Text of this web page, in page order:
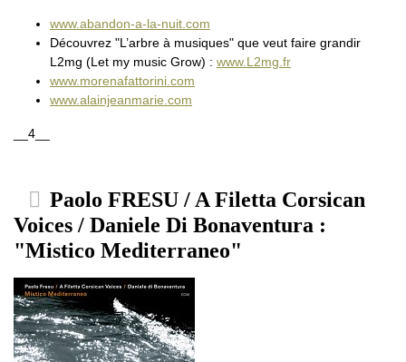
www.abandon-a-la-nuit.com
Découvrez "L’arbre à musiques" que veut faire grandir
L2mg (Let my music Grow) : www.L2mg.fr
www.morenafattorini.com
www.alainjeanmarie.com
__4__
Paolo FRESU / A Filetta Corsican
Voices / Daniele Di Bonaventura :
"Mistico Mediterraneo"